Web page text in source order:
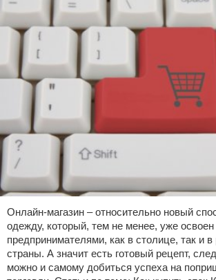
Онлайн-магазин – относительно новый
одежду, который, тем не менее, уже освоен
предпринимателями, как в столице, так и
страны. А значит есть готовый рецепт,
можно и самому добиться успеха на